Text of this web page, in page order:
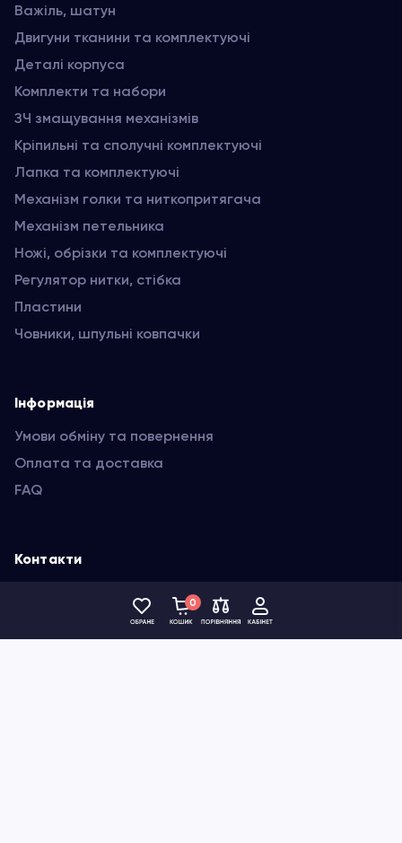
0
Важіль, шатун
Двигуни тканини та комплектуючі
Деталі корпуса
Комплекти та набори
ЗЧ змащування механізмів
Кріпильні та сполучні комплектуючі
Лапка та комплектуючі
Механізм голки та ниткопритягача
Механізм петельника
Ножі, обрізки та комплектуючі
Регулятор нитки, стібка
Пластини
Човники, шпульні ковпачки
Інформація
Умови обміну та повернення
Оплата та доставка
FAQ
Контакти
(093) 395-74-16